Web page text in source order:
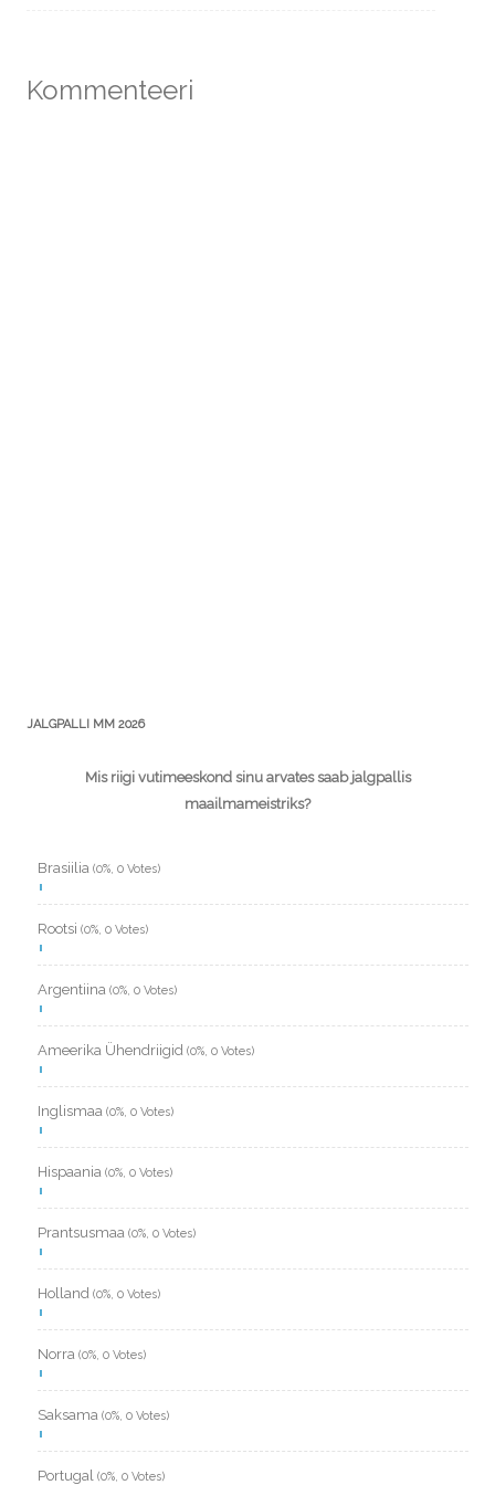
Kommenteeri
JALGPALLI MM 2026
Mis riigi vutimeeskond sinu arvates saab jalgpallis
maailmameistriks?
Brasiilia (0%, 0 Votes)
Rootsi (0%, 0 Votes)
Argentiina (0%, 0 Votes)
Ameerika Ühendriigid (0%, 0 Votes)
Inglismaa (0%, 0 Votes)
Hispaania (0%, 0 Votes)
Prantsusmaa (0%, 0 Votes)
Holland (0%, 0 Votes)
Norra (0%, 0 Votes)
Saksama (0%, 0 Votes)
Portugal (0%, 0 Votes)